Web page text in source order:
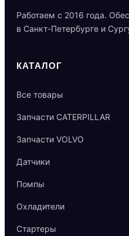
Работаем с 2016 года.
в Санкт-Петербурге и
КАТАЛОГ
Все товары
Запчасти CATERPILLAR
Запчасти VOLVO
Датчики
Помпы
Охладители
Стартеры